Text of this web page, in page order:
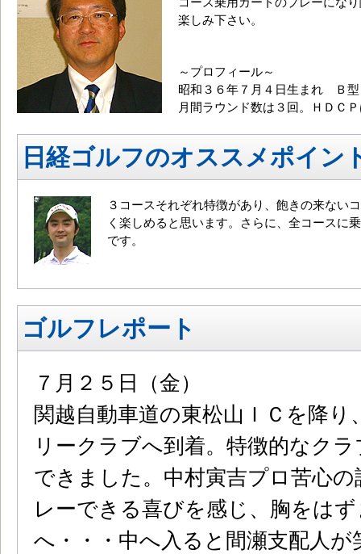
楽しみ下さい。
～プロフィール～
昭和３６年７月４日生まれ Ｂ型
月間ラウンド数は３回。ＨＤＣ
日経ゴルフのオススメポイン
３コースそれぞれ特徴があり、飽きの来ない
く楽しめると思います。さらに、全コースに
です。
ゴルフレポート
７月２５日（金）
関越自動車道の東松山ＩＣを降
リークラブへ到着。特徴的なク
できました。中村寅吉プロ苦心
レーできる喜びを感じ、胸をは
へ・・・中へ入ると間瀬支配人